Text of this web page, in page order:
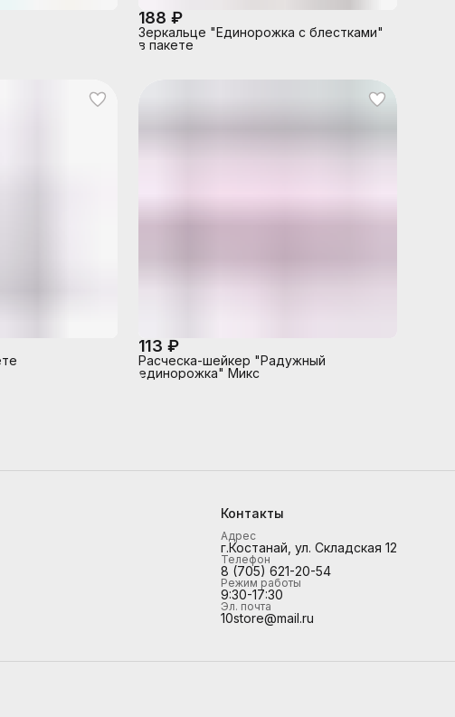
188 ₽
Зеркальце "Единорожка с блестками"
в пакете
113 ₽
Расческа-шейкер "Радужный
единорожка" Микс
Контакты
Адрес
г.Костанай, ул. Складская 12
Телефон
8 (705) 621-20-54
Режим работы
9:30-17:30
Эл. почта
10store@mail.ru